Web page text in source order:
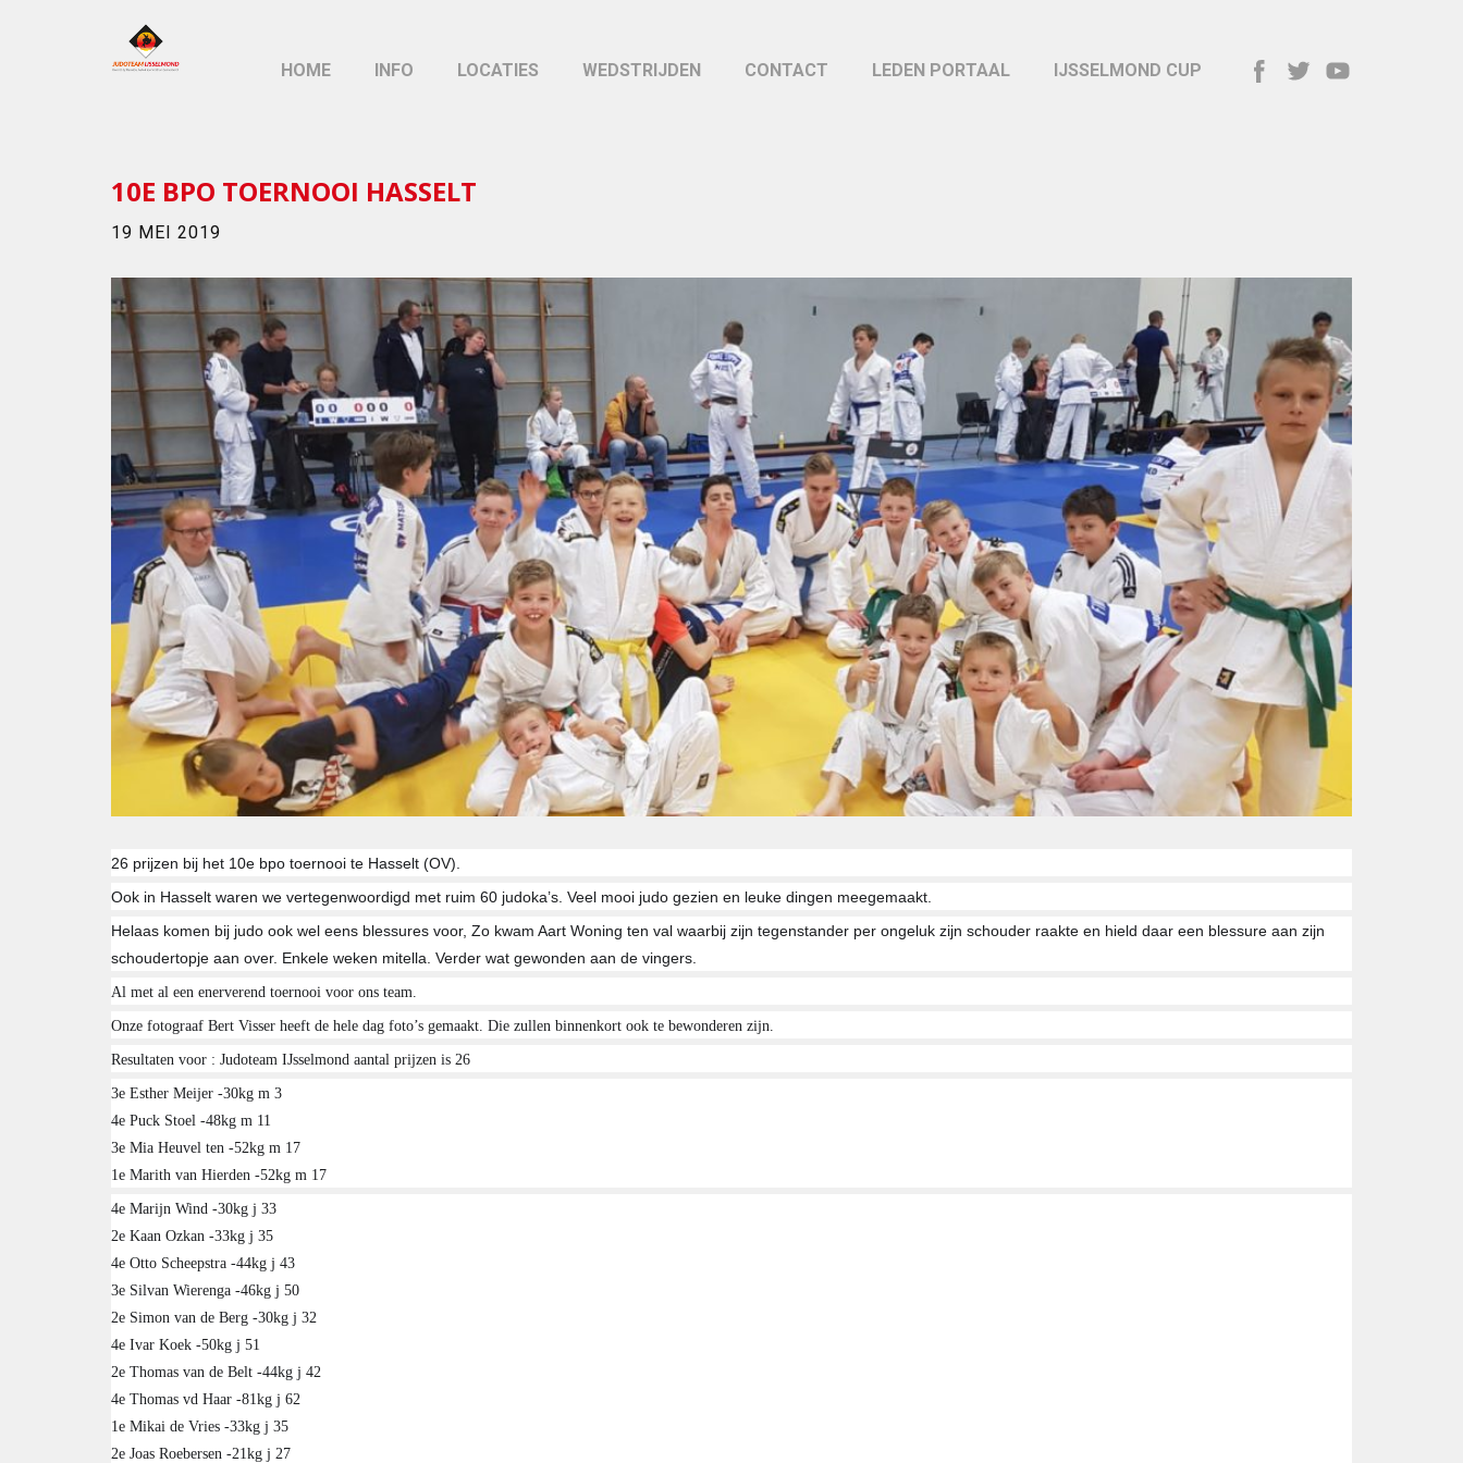
HOME INFO LOCATIES WEDSTRIJDEN CONTACT LEDEN PORTAAL IJSSELMOND CUP
10E BPO TOERNOOI HASSELT
19 MEI 2019
26 prijzen bij het 10e bpo toernooi te Hasselt (OV).
Ook in Hasselt waren we vertegenwoordigd met ruim 60 judoka’s. Veel mooi judo gezien en leuke dingen meegemaakt.
Helaas komen bij judo ook wel eens blessures voor, Zo kwam Aart Woning ten val waarbij zijn tegenstander per ongeluk zijn schouder raakte en hield daar een blessure aan zijn
schoudertopje aan over. Enkele weken mitella. Verder wat gewonden aan de vingers.
Al met al een enerverend toernooi voor ons team.
Onze fotograaf Bert Visser heeft de hele dag foto’s gemaakt. Die zullen binnenkort ook te bewonderen zijn.
Resultaten voor : Judoteam IJsselmond aantal prijzen is 26
3e Esther Meijer -30kg m 3
4e Puck Stoel -48kg m 11
3e Mia Heuvel ten -52kg m 17
1e Marith van Hierden -52kg m 17
4e Marijn Wind -30kg j 33
2e Kaan Ozkan -33kg j 35
4e Otto Scheepstra -44kg j 43
3e Silvan Wierenga -46kg j 50
2e Simon van de Berg -30kg j 32
4e Ivar Koek -50kg j 51
2e Thomas van de Belt -44kg j 42
4e Thomas vd Haar -81kg j 62
1e Mikai de Vries -33kg j 35
2e Joas Roebersen -21kg j 27